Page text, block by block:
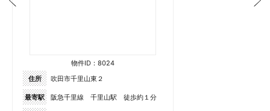
物件ID：8024
住所
吹田市千里山東２
最寄駅 阪急千里線 千里山駅 徒歩約１分